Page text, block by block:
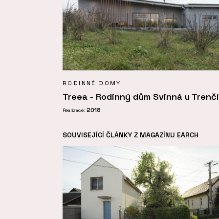
RODINNÉ DOMY
Treea - Rodinný dům Svinná u
Realizace: 2018
SOUVISEJÍCÍ ČLÁNKY Z MAGAZÍNU EARCH